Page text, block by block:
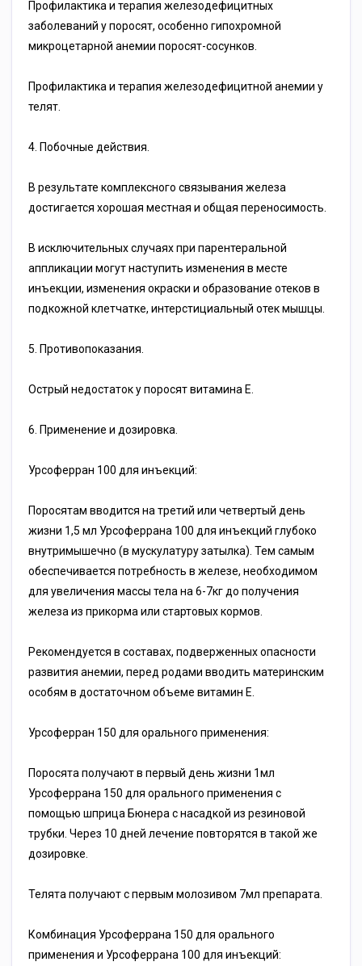
Профилактика и терапия железодефицитных
заболеваний у поросят, особенно гипохромной
микроцетарной анемии поросят-сосунков.
Профилактика и терапия железодефицитной анемии у
телят.
4. Побочные действия.
В результате комплексного связывания железа
достигается хорошая местная и общая переносимость.
В исключительных случаях при парентеральной
аппликации могут наступить изменения в месте
инъекции, изменения окраски и образование отеков в
подкожной клетчатке, интерстициальный отек мышцы.
5. Противопоказания.
Острый недостаток у поросят витамина Е.
6. Применение и дозировка.
Урсоферран 100 для инъекций:
Поросятам вводится на третий или четвертый день
жизни 1,5 мл Урсоферрана 100 для инъекций глубоко
внутримышечно (в мускулатуру затылка). Тем самым
обеспечивается потребность в железе, необходимом
для увеличения массы тела на 6-7кг до получения
железа из прикорма или стартовых кормов.
Рекомендуется в составах, подверженных опасности
развития анемии, перед родами вводить материнским
особям в достаточном объеме витамин Е.
Урсоферран 150 для орального применения:
Поросята получают в первый день жизни 1мл
Урсоферрана 150 для орального применения с
помощью шприца Бюнера с насадкой из резиновой
трубки. Через 10 дней лечение повторятся в такой же
дозировке.
Телята получают с первым молозивом 7мл препарата.
Комбинация Урсоферрана 150 для орального
применения и Урсоферрана 100 для инъекций: